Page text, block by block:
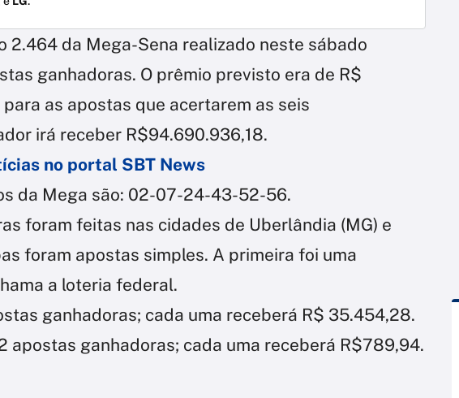
2.464 da Mega-Sena realizado neste sábado
ganhadoras. O prêmio previsto era de R$
as apostas que acertarem as seis
irá receber R$94.690.936,18.
no portal SBT News
da Mega são: 02-07-24-43-52-56.
foram feitas nas cidades de Uberlândia (MG) e
foram apostas simples. A primeira foi uma
a loteria federal.
ganhadoras; cada uma receberá R$ 35.454,28.
apostas ganhadoras; cada uma receberá R$789,94.